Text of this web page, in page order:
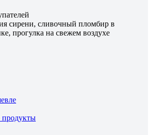
сирени, сливочный пломбир в
прогулка на свежем воздухе
продукты